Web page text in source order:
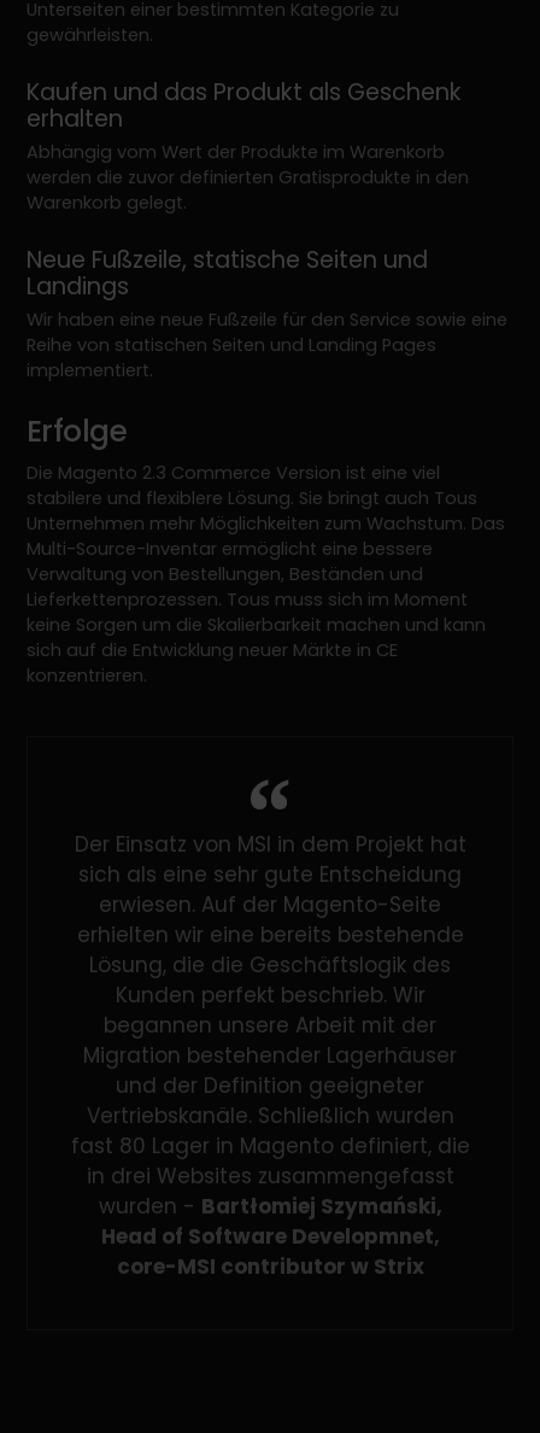
Unterseiten einer bestimmten Kategorie zu
gewährleisten.
Kaufen und das Produkt als Geschenk
erhalten
Abhängig vom Wert der Produkte im Warenkorb
werden die zuvor definierten Gratisprodukte in den
Warenkorb gelegt.
Neue Fußzeile, statische Seiten und
Landings
Wir haben eine neue Fußzeile für den Service sowie eine
Reihe von statischen Seiten und Landing Pages
implementiert.
Erfolge
Die Magento 2.3 Commerce Version ist eine viel
stabilere und flexiblere Lösung. Sie bringt auch Tous
Unternehmen mehr Möglichkeiten zum Wachstum. Das
Multi-Source-Inventar ermöglicht eine bessere
Verwaltung von Bestellungen, Beständen und
Lieferkettenprozessen. Tous muss sich im Moment
keine Sorgen um die Skalierbarkeit machen und kann
sich auf die Entwicklung neuer Märkte in CE
konzentrieren.
Der Einsatz von MSI in dem Projekt hat
sich als eine sehr gute Entscheidung
erwiesen. Auf der Magento-Seite
erhielten wir eine bereits bestehende
Lösung, die die Geschäftslogik des
Kunden perfekt beschrieb. Wir
begannen unsere Arbeit mit der
Migration bestehender Lagerhäuser
und der Definition geeigneter
Vertriebskanäle. Schließlich wurden
fast 80 Lager in Magento definiert, die
in drei Websites zusammengefasst
wurden - Bartłomiej Szymański,
Head of Software Developmnet,
core-MSI contributor w Strix